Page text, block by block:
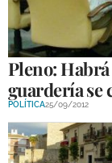
Pleno:
guardería se
POLÍTICA25/09/2012